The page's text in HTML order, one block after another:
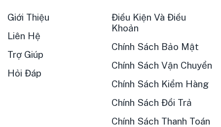
Giới Thiệu
Liên Hệ
Trợ Giúp
Hỏi Đáp
Điều Kiện Và Điều
Khoản
Chính Sách Bảo Mật
Chính Sách Vận Chuyển
Chính Sách Kiểm Hàng
Chính Sách Đổi Trả
Chính Sách Thanh Toán